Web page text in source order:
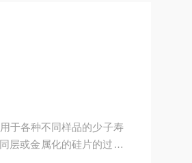
于各种不同样品的少子寿
或金属化的硅片的过程